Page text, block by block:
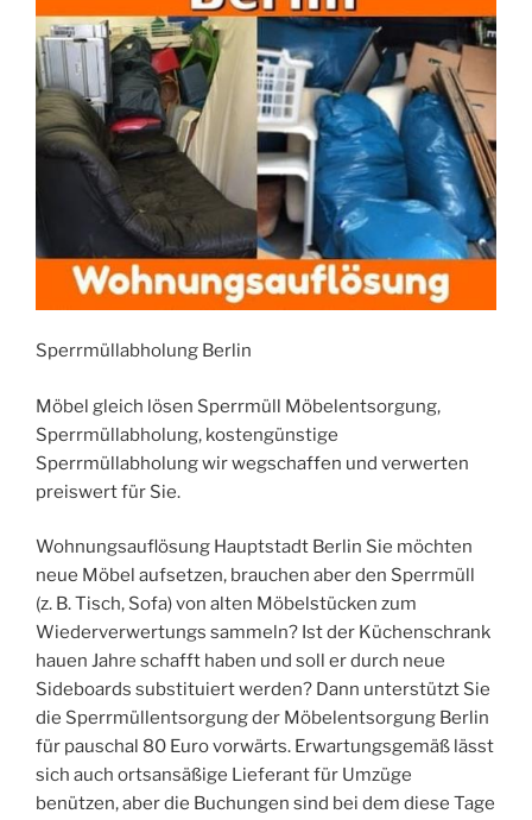
Sperrmüllabholung Berlin
Möbel gleich lösen Sperrmüll Möbelentsorgung,
Sperrmüllabholung, kostengünstige
Sperrmüllabholung wir wegschaffen und verwerten
preiswert für Sie.
Wohnungsauflösung Hauptstadt Berlin Sie möchten
neue Möbel aufsetzen, brauchen aber den Sperrmüll
(z. B. Tisch, Sofa) von alten Möbelstücken zum
Wiederverwertungs sammeln? Ist der Küchenschrank
hauen Jahre schafft haben und soll er durch neue
Sideboards substituiert werden? Dann unterstützt Sie
die Sperrmüllentsorgung der Möbelentsorgung Berlin
für pauschal 80 Euro vorwärts. Erwartungsgemäß lässt
sich auch ortsansäßige Lieferant für Umzüge
benützen, aber die Buchungen sind bei dem diese Tage